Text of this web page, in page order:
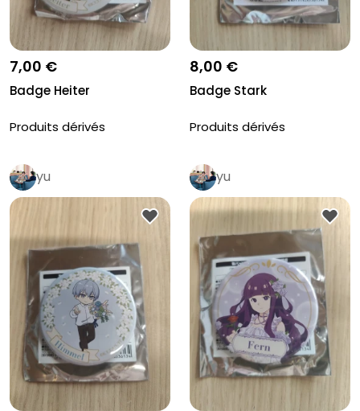
7,00 €
Badge Heiter
Produits dérivés
8,00 €
Badge Stark
Produits dérivés
yu yu